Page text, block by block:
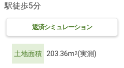
駅徒歩5分
返済シミュレーション
土地面積 203.36m2(実測)